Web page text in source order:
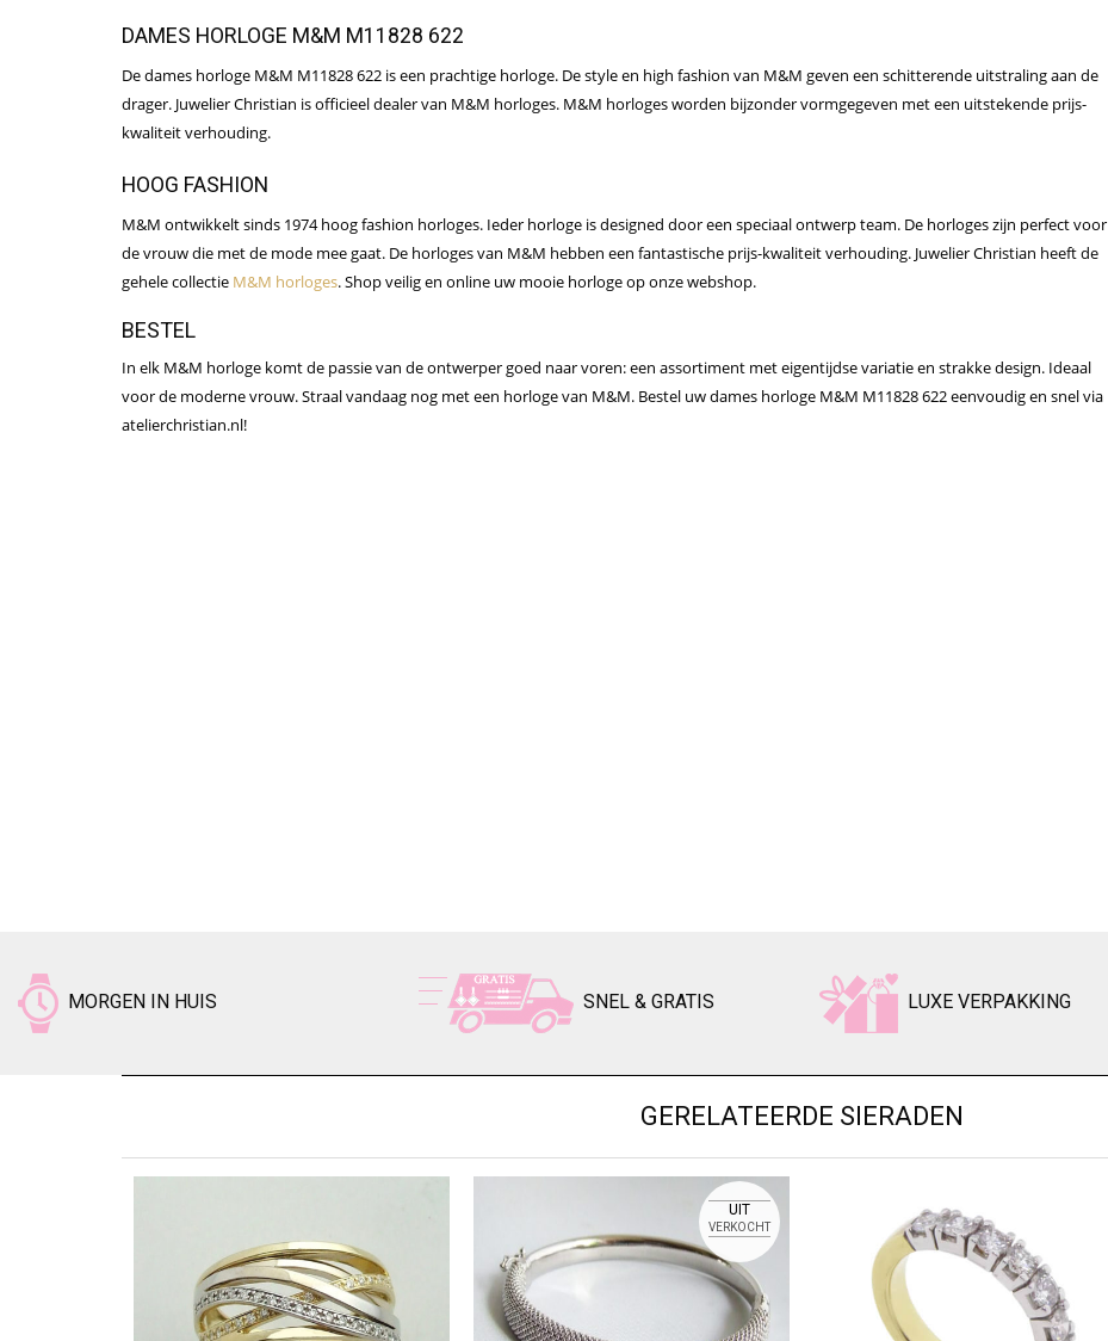
DAMES HORLOGE M&M M11828 622
De dames horloge M&M M11828 622 is een prachtige horloge. De style en high fashion van M&M geven een schitterende uitstraling aan de
drager. Juwelier Christian is officieel dealer van M&M horloges. M&M horloges worden bijzonder vormgegeven met een uitstekende prijs-
kwaliteit verhouding.
HOOG FASHION
M&M ontwikkelt sinds 1974 hoog fashion horloges. Ieder horloge is designed door een speciaal ontwerp team. De horloges zijn perfect voor
de vrouw die met de mode mee gaat. De horloges van M&M hebben een fantastische prijs-kwaliteit verhouding. Juwelier Christian heeft de
gehele collectie M&M horloges. Shop veilig en online uw mooie horloge op onze webshop.
BESTEL
In elk M&M horloge komt de passie van de ontwerper goed naar voren: een assortiment met eigentijdse variatie en strakke design. Ideaal
voor de moderne vrouw. Straal vandaag nog met een horloge van M&M. Bestel uw dames horloge M&M M11828 622 eenvoudig en snel via
atelierchristian.nl!
MORGEN IN HUIS SNEL & GRATIS LUXE VERPAKKING
GERELATEERDE SIERADEN
UIT
VERKOCHT